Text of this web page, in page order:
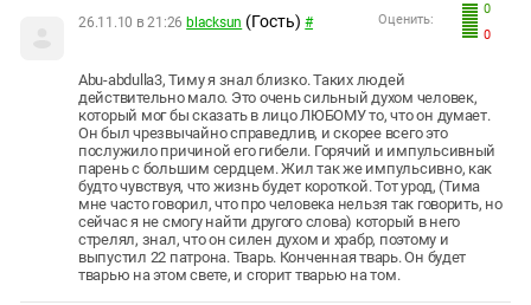
0
0
Оценить:
26.11.10 в 21:26 blacksun (Гость) #
Abu-abdulla3, Тиму я знал близко. Таких людей
действительно мало. Это очень сильный духом человек,
который мог бы сказать в лицо ЛЮБОМУ то, что он думает.
Он был чрезвычайно справедлив, и скорее всего это
послужило причиной его гибели. Горячий и импульсивный
парень с большим сердцем. Жил так же импульсивно, как
будто чувствуя, что жизнь будет короткой. Тот урод, (Тима
мне часто говорил, что про человека нельзя так говорить, но
сейчас я не смогу найти другого слова) который в него
стрелял, знал, что он силен духом и храбр, поэтому и
выпустил 22 патрона. Тварь. Конченная тварь. Он будет
тварью на этом свете, и сгорит тварью на том.